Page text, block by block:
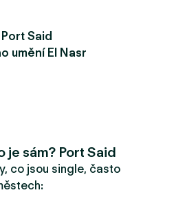
Said
umění El Nasr
je sám? Port Said
co jsou single, často